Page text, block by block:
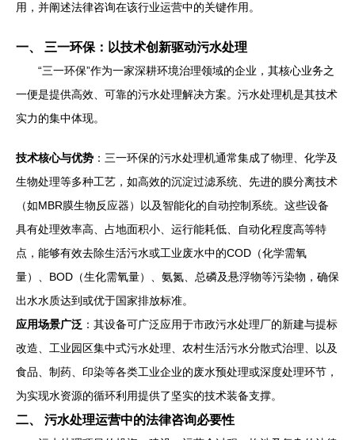
用，并阐述法律咨询在该行业运营中的关键作用。
一、 三一环保：以技术创新驱动污水处理
“三一环保”作为一家深耕环境治理领域的企业，其核心业务之
一便是提供高效、可靠的污水处理解决方案。污水处理机是其技术
实力的集中体现。
技术核心与优势 ：三一环保的污水处理机通常集成了物理、化学及
生物处理等多种工艺，如高效的沉淀过滤系统、先进的膜分离技术
（如MBR膜生物反应器）以及智能化的自动控制系统。这些设备
具有处理效率高、占地面积小、运行能耗低、自动化程度高等特
点，能够有效去除生活污水或工业废水中的COD（化学需氧
量）、BOD（生化需氧量）、氨氮、总磷及悬浮物等污染物，确保
出水水质达到或优于国家排放标准。
应用场景广泛 ：其设备可广泛应用于市政污水处理厂的新建与提标
改造、工业园区集中式污水处理、农村生活污水分散式治理、以及
食品、制药、印染等各类工业企业的废水预处理或深度处理环节，
为实现水资源的循环利用提供了坚实的技术装备支撑。
二、 污水处理运营中的法律咨询必要性